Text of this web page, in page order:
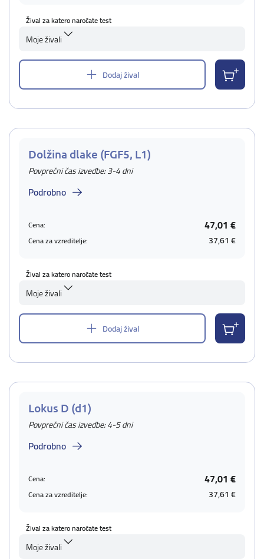
Žival za katero naročate test
Moje živali
Dodaj žival
Dolžina dlake (FGF5, L1)
Povprečni čas izvedbe: 3-4 dni
Podrobno
Cena: 47,01 €
Cena za vzreditelje: 37,61 €
Žival za katero naročate test
Moje živali
Dodaj žival
Lokus D (d1)
Povprečni čas izvedbe: 4-5 dni
Podrobno
Cena: 47,01 €
Cena za vzreditelje: 37,61 €
Žival za katero naročate test
Moje živali